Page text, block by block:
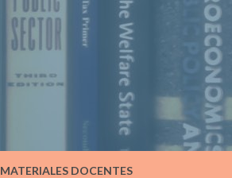
MATERIALES DOCENTES